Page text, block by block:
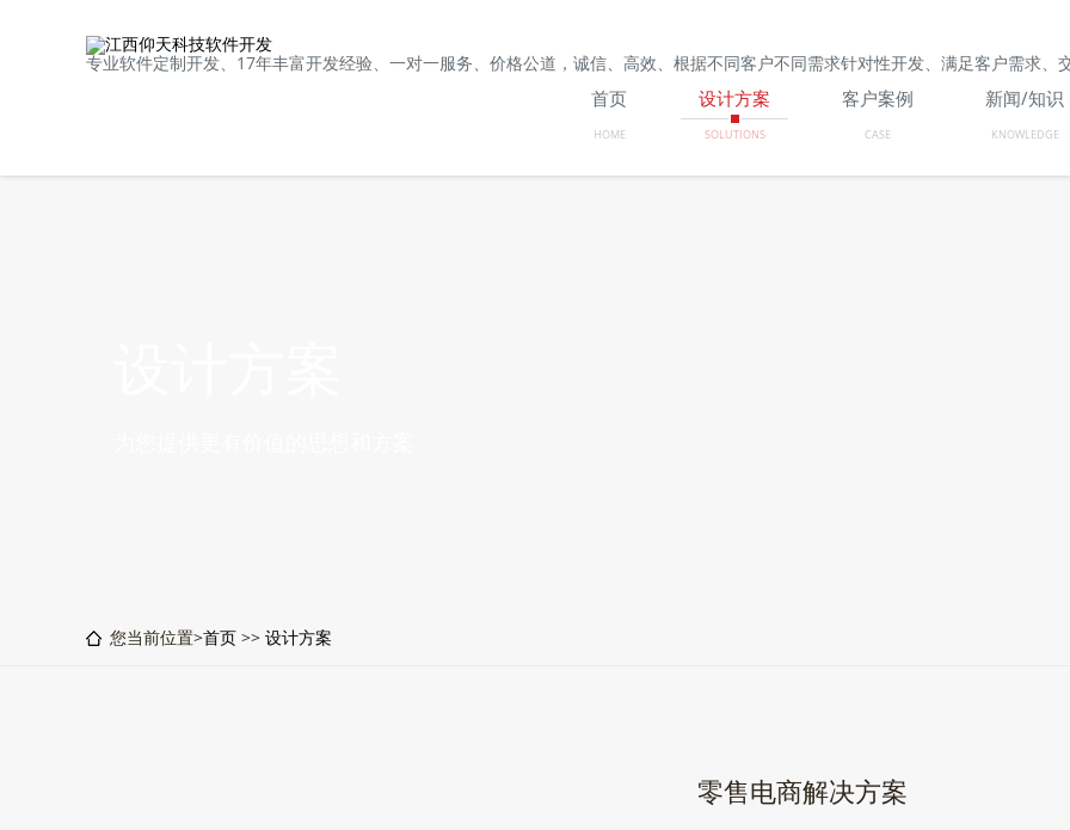
专业软件定制开发、17年丰富开发经验、一对一服务、价格公道，诚信、高效、根据不同客户不同需求针对性开发、满足客户需求、
首页
HOME
设计方案
SOLUTIONS
客户案例
CASE
新闻/知识
KNOWLEDGE
您当前位置>首页 >> 设计方案
零售电商解决方案